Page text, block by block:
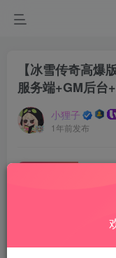
【冰雪传奇高
服务端+GM后台
小狸子
1年前发布
此内容为付费资源，